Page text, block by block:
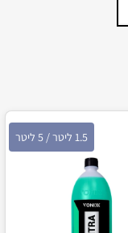
1.5 ליטר / 5 ליטר